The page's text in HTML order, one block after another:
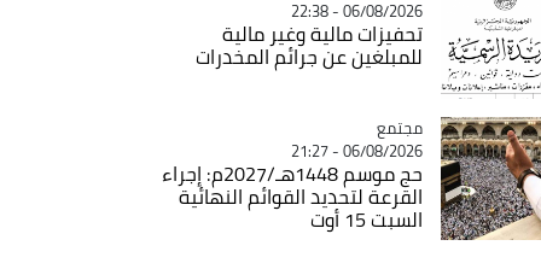
06/08/2026 - 22:38
تحفيزات مالية وغير مالية
للمبلغين عن جرائم المخدرات
Catégorie
مجتمع
06/08/2026 - 21:27
حج موسم 1448هـ/2027م: إجراء
القرعة لتحديد القوائم النهائية
السبت 15 أوت